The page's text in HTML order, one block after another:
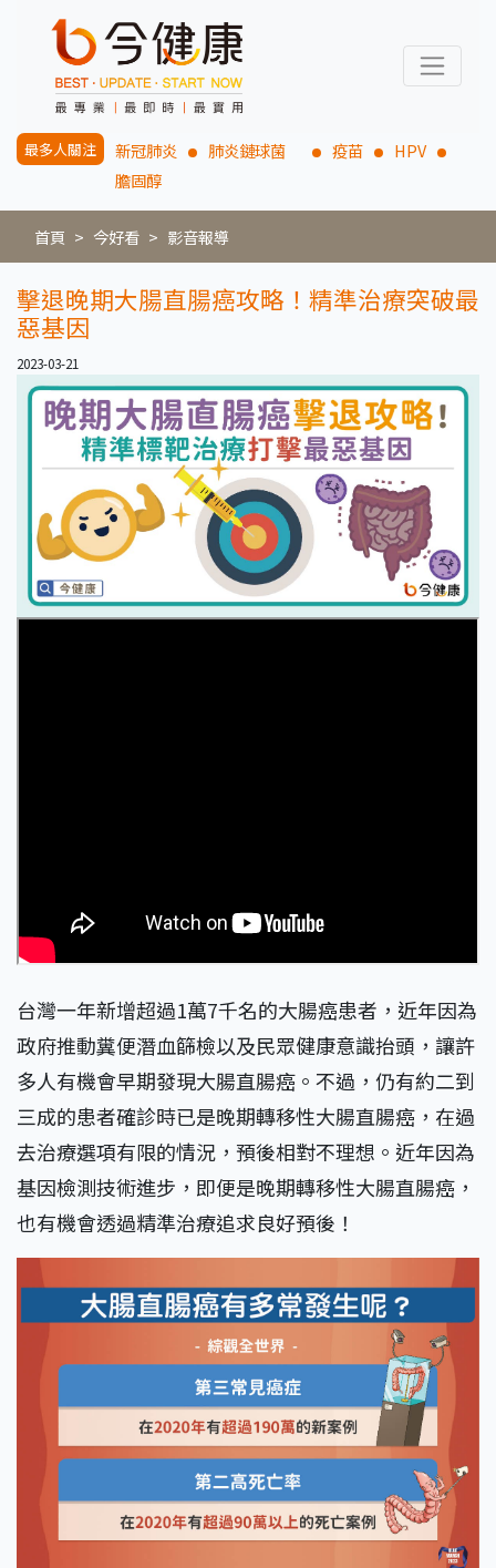
最多人關注 新冠肺炎 肺炎鏈球菌 疫苗
HPV
膽固醇
首頁 今好看 影音報導
擊退晚期大腸直腸癌攻略！精準治療突破最
惡基因
2023-03-21
台灣一年新增超過1萬7千名的大腸癌患者，近年因為
政府推動糞便潛血篩檢以及民眾健康意識抬頭，讓許
多人有機會早期發現大腸直腸癌。不過，仍有約二到
三成的患者確診時已是晚期轉移性大腸直腸癌，在過
去治療選項有限的情況，預後相對不理想。近年因為
基因檢測技術進步，即便是晚期轉移性大腸直腸癌，
也有機會透過精準治療追求良好預後！